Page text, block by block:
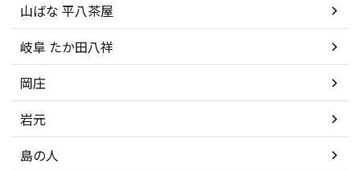
山ばな 平八茶屋
岐阜 たか田八祥
岡庄
岩元
島の人